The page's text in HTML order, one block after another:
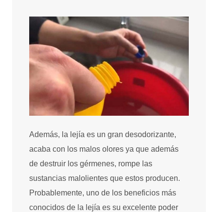
Además, la lejía es un gran desodorizante,
acaba con los malos olores ya que además
de destruir los gérmenes, rompe las
sustancias malolientes que estos producen.
Probablemente, uno de los beneficios más
conocidos de la lejía es su excelente poder